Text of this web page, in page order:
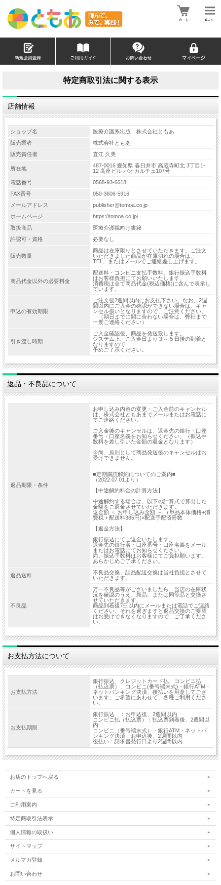
特定商取引法に関する表示
店舗情報
ショップ名
医療介護系出版 株式会社ともあ
販売業者
株式会社ともあ
販売責任者
直江 久美
所在地
487-0016 愛知県 春日井市 高蔵寺町北 3丁目1-
12 高座ビル パオカルチェ107号
電話番号
0568-93-6618
FAX番号
050-3606-5916
メールアドレス
publisher@tomoa.co.jp
ホームページ
https://tomoa.co.jp/
取扱商品
医療介護職向け書籍
許認可・資格
必要なし
販売数量
商品は在庫限りとさせていただきます。ご注文
いただきました商品が在庫切れの場合は、
TEL、またはメールでご連絡差し上げます。
商品代金以外の必要料金
配送料・コンビニ支払手数料、銀行振込手数料
はお客様負担にてお願いいたします。
消費税は全て商品代金(税込価格)に含んで表示し
ています。
申込の有効期限
ご注文後2週間以内にお支払下さい。なお、2週
間以内にご入金の確認ができない場合は、キャ
ンセル扱いとなりますので、ご注意ください。
（期日までに間に合わない場合は、弊社まで
一度ご連絡ください）
引き渡し時期
ご入金確認後、商品を発送致します。
システム上、ご入金日より３～５日後の到着と
なりますので
予めご了承ください。
返品・不良品について
返品期限・条件
お申し込み内容の変更・ご入金前のキャンセル
は、株式会社ともあまでメールまたはお電話に
てご連絡ください。
ご入金後のキャンセルは、返金先の銀行・口座
番号・口座名義をお知らせください。（振込手
数料を差し引いた金額の返金となります）
※尚、原則として商品発送後のキャンセルはお
受けできません。
■定期購読解約についてのご案内■
（2022.07.01より）
【中途解約料金の計算方法】
中途解約する場合は、以下の計算式で算出した
金額をご返金させていただきます。
返金額 ＝ お申し込み金額 － （単品本体価格+消
費税＋配送料385円)×配送手配済冊数
【返金方法】
銀行振込にてご返金いたします。
返金先の銀行名・口座番号・口座名義をメール
またはお電話にてお知らせください。
尚、振込手数料はお客様にてご負担願います。
あらかじめご了承ください。
返品送料
不良品交換、誤品配送交換は当社負担とさせて
いただきます。
不良品
万一不良品等がございましたら、当店の在庫状
況を確認のうえ、新品、または同等品と交換さ
せていただきます。
商品到着後7日以内にメールまたは電話でご連絡
ください。それを過ぎますと返品交換のご要望
はお受けできなくなりますので、ご了承くださ
い。
お支払方法について
お支払方法
銀行振込、クレジットカード払、コンビニ払
（払込票）、コンビニ(番号端末式)・銀行ATM・
ネットバンキング決済、後払いを用意してござ
います。ご希望にあわせて、各種ご利用くださ
い。
お支払期限
銀行振込 ：お申込後、2週間以内
コンビニ払（払込票）：払込票到着後、2週間以
内
コンビニ（番号端末式）・銀行ATM・ネットバ
ンキング決済：お申込後、2週間以内
後払い：請求書発行日より2週間以内
お店のトップへ戻る
カートを見る
ご利用案内
特定商取引法表示
個人情報の取扱い
サイトマップ
メルマガ登録
お問い合わせ